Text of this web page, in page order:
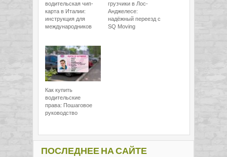
водительская чип-
карта в Италии:
инструкция для
международников
грузчики в Лос-
Анджелесе:
надёжный переезд с
SQ Moving
Как купить
водительские
права: Пошаговое
руководство
ПОСЛЕДНЕЕ НА САЙТЕ